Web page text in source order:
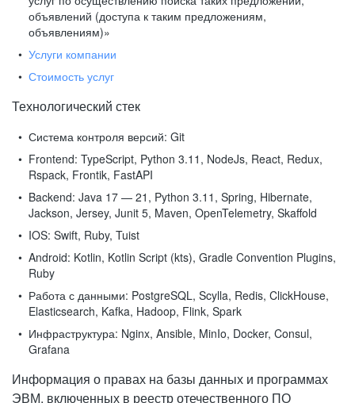
объявлений (доступа к таким предложениям,
объявлениям)»
Услуги компании
Стоимость услуг
Технологический стек
Система контроля версий: Git
Frontend: TypeScript, Python 3.11, NodeJs, React, Redux,
Rspack, Frontik, FastAPI
Backend: Java 17 — 21, Python 3.11, Spring, Hibernate,
Jackson, Jersey, Junit 5, Maven, OpenTelemetry, Skaffold
IOS: Swift, Ruby, Tuist
Android: Kotlin, Kotlin Script (kts), Gradle Convention Plugins,
Ruby
Работа с данными: PostgreSQL, Scylla, Redis, ClickHouse,
Elasticsearch, Kafka, Hadoop, Flink, Spark
Инфраструктура: Nginx, Ansible, MinIo, Docker, Consul,
Grafana
Информация о правах на базы данных и программах
ЭВМ, включенных в реестр отечественного ПО